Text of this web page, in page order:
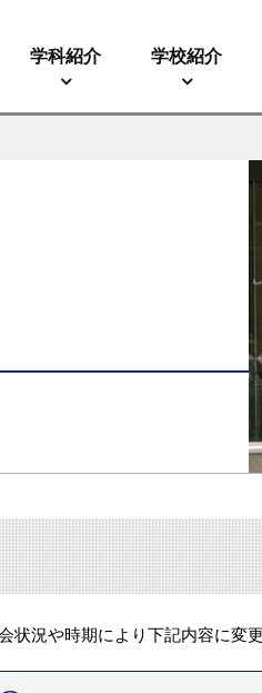
学科紹介 学校紹介
状況や時期により下記内容に変